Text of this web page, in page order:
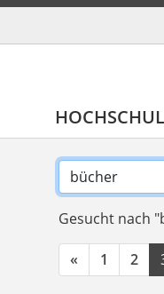
Gesucht nach
« 1 2